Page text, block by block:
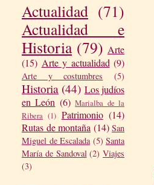
Actualidad (71)
Actualidad e
Historia (79) Arte
(15) Arte y actualidad (9)
Arte y costumbres (5)
Historia (44) Los judíos
en León (6) Marialba de la
Ribera (1) Patrimonio (14)
Rutas de montaña (14) San
Miguel de Escalada (5) Santa
María de Sandoval (2) Viajes
(3)